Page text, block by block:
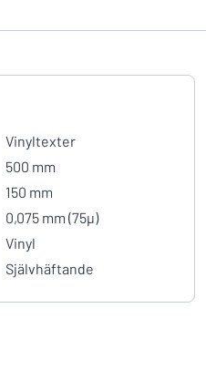
Vinyltexter
500 mm
150 mm
0,075 mm (75µ)
Vinyl
Självhäftande